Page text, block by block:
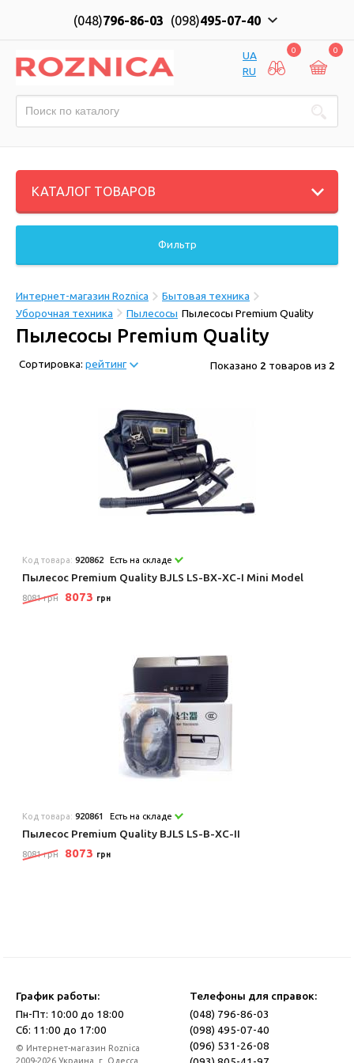
(048)796-86-03 (098)495-07-40
UA
RU
0 0
КАТАЛОГ ТОВАРОВ
Фильтр
Интернет-магазин Roznica
Бытовая техника
Уборочная техника
Пылесосы Пылесосы Premium Quality
Пылесосы Premium Quality
Сортировка: рейтинг Показано 2 товаров из 2
Код товара:920862 Есть на складе
Пылесос Premium Quality BJLS LS-BX-XC-I Mini Model
8081 грн 8073 грн
Код товара:920861 Есть на складе
Пылесос Premium Quality BJLS LS-B-XC-II
8081 грн 8073 грн
График работы:
Пн-Пт: 10:00 до 18:00
Сб: 11:00 до 17:00
© Интернет-магазин Roznica
2009-2026 Украина, г. Одесса
Телефоны для справок:
(048) 796-86-03
(098) 495-07-40
(096) 531-26-08